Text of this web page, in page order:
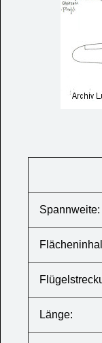
Spannweite:
Länge: